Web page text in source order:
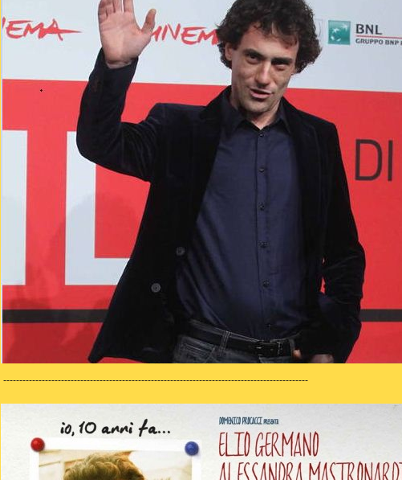
-----------------------------------------------------------------------------------------------